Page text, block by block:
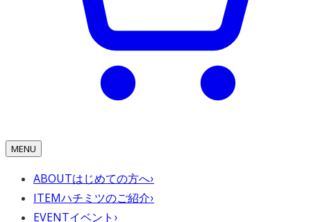
MENU
ABOUTはじめての方へ›
ITEMハチミツのご紹介›
EVENTイベント ›